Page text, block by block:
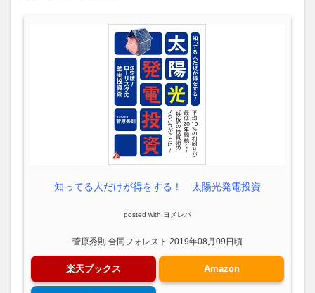
知ってる人だけが得をする！ 太陽光発電投資
posted with ヨメレバ
菅原秀則 合同フォレスト 2019年08月09日頃
楽天ブックス Amazon